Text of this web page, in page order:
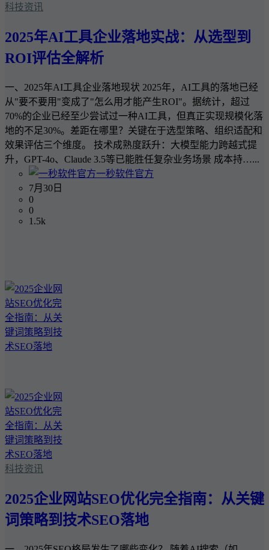
科技资讯
2025年AI工具企业落地实战：从选型到
ROI评估全解析
一、2025年AI工具企业落地现状 2025年，AI工具的落地已经
从"要不要用"变成了"怎么用才能产生ROI"。据统计，超过
70%的企业已经至少尝试过一种AI工具，但真正实现规模化落
地的不足30%。差距在哪里？关键在于选型策略、组织适配和
效果评估三个维度。 技术成熟度跃升：大模型能力跨越式提
升，GPT-4o、Claude 3.5等已能胜任复杂业务场景 成本持…...
一秒软件官方
7月30日
0
0
1.5k
科技资讯
2025企业网站SEO优化完全指南：从关键
词策略到技术SEO落地